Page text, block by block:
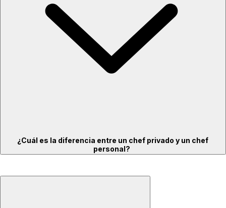
¿Cuál es la diferencia entre un chef privado y un chef
personal?